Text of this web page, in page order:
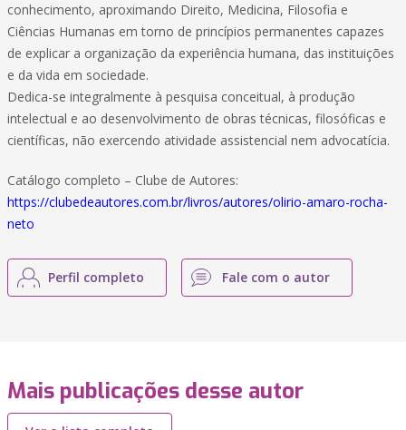
conhecimento, aproximando Direito, Medicina, Filosofia e
Ciências Humanas em torno de princípios permanentes capazes
de explicar a organização da experiência humana, das instituições
e da vida em sociedade.
Dedica-se integralmente à pesquisa conceitual, à produção
intelectual e ao desenvolvimento de obras técnicas, filosóficas e
científicas, não exercendo atividade assistencial nem advocatícia.
Catálogo completo – Clube de Autores:
https://clubedeautores.com.br/livros/autores/olirio-amaro-rocha-
neto
Perfil completo Fale com o autor
Mais publicações desse autor